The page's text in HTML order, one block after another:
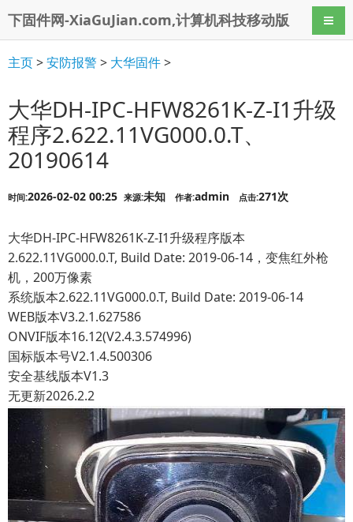
下固件网-XiaGuJian.com,计算机科技移动版 导航
主页>安防报警> 大华固件>
大华DH-IPC-HFW8261K-Z-I1升级
程序2.622.11VG000.0.T、
20190614
时间:2026-02-02 00:25 来源:未知 作者:admin 点击:271次
大华DH-IPC-HFW8261K-Z-I1升级程序版本
2.622.11VG000.0.T, Build Date: 2019-06-14，变焦红外枪
机，200万像素
系统版本2.622.11VG000.0.T, Build Date: 2019-06-14
WEB版本V3.2.1.627586
ONVIF版本16.12(V2.4.3.574996)
国标版本号V2.1.4.500306
安全基线版本V1.3
无更新2026.2.2